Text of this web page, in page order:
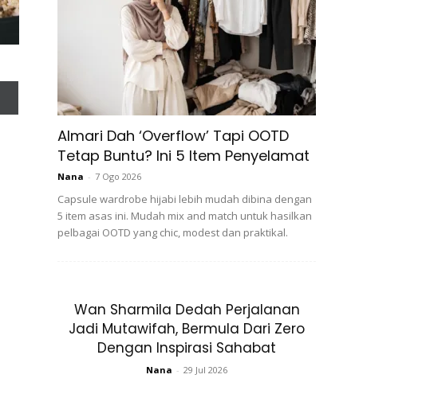
Almari Dah ‘Overflow’ Tapi OOTD
Tetap Buntu? Ini 5 Item Penyelamat
Nana - 7 Ogo 2026
Capsule wardrobe hijabi lebih mudah dibina dengan
5 item asas ini. Mudah mix and match untuk hasilkan
pelbagai OOTD yang chic, modest dan praktikal.
Wan Sharmila Dedah Perjalanan
Jadi Mutawifah, Bermula Dari Zero
Dengan Inspirasi Sahabat
Nana - 29 Jul 2026